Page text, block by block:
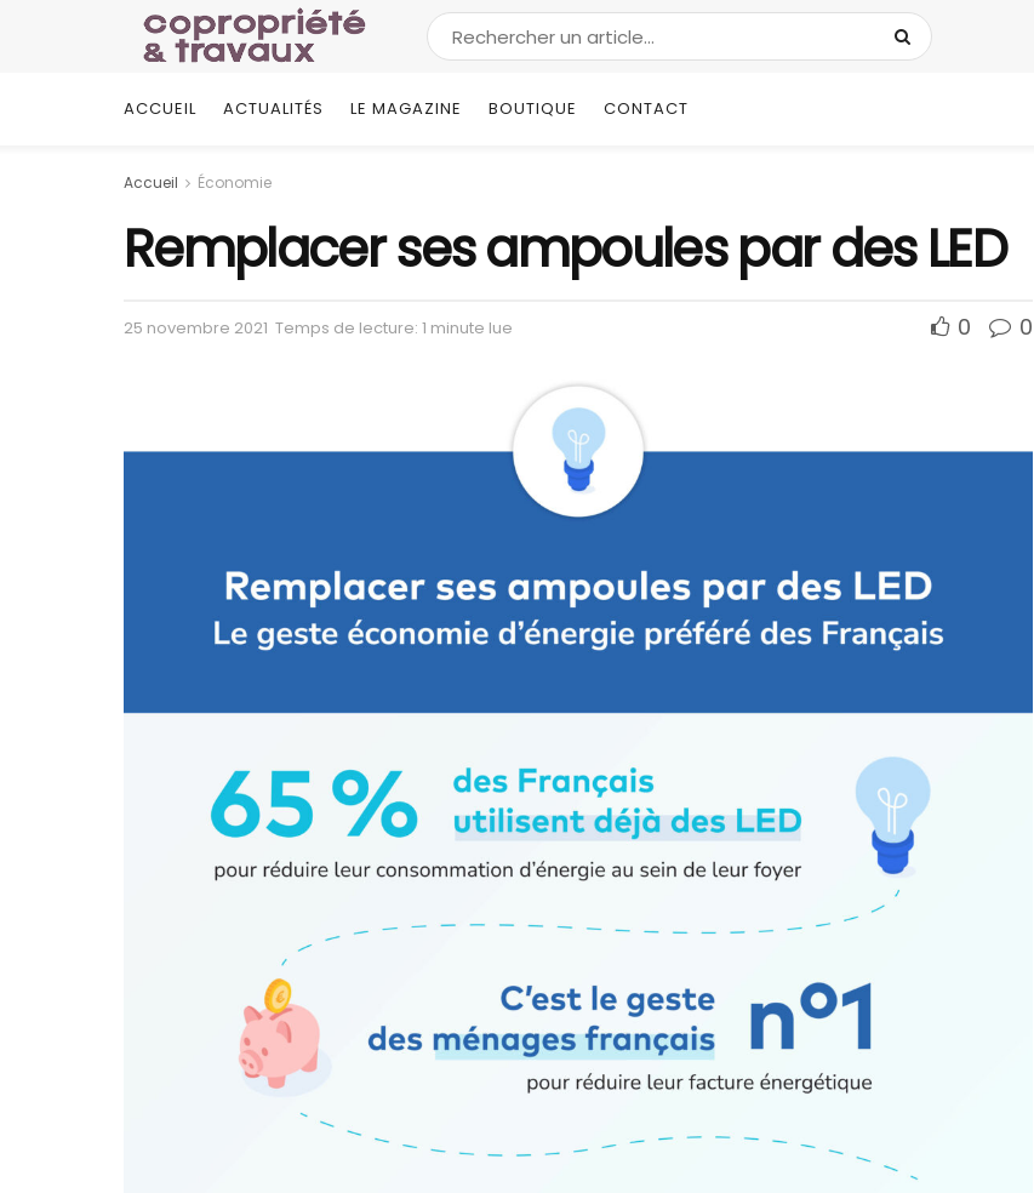
ACCUEIL ACTUALITÉS LE MAGAZINE BOUTIQUE CONTACT
Accueil Économie
Remplacer ses ampoules par des LED
25 novembre 2021 Temps de lecture: 1 minute lue 0 0